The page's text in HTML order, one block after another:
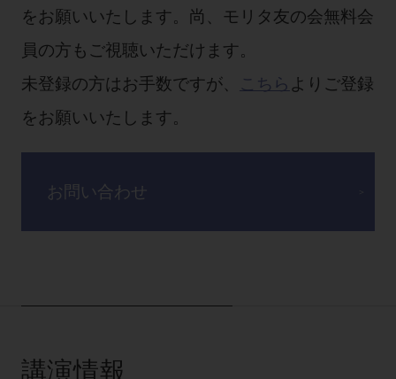
をお願いいたします。尚、モリタ友の会無料会
員の方もご視聴いただけます。
未登録の方はお手数ですが、
こちら よりご登録
をお願いいたします。
お問い合わせ
講演情報